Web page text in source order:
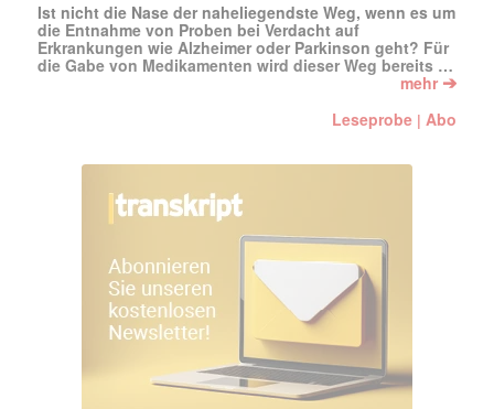
Ist nicht die Nase der naheliegendste Weg, wenn es um
die Entnahme von Proben bei Verdacht auf
Erkrankungen wie Alzheimer oder Parkinson geht? Für
die Gabe von Medikamenten wird dieser Weg bereits …
mehr ➔
Leseprobe |Abo